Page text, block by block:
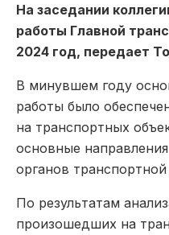
На заседании
работы Главной
2024 год, передает
В минувшем году
работы было
на транспортных
основные
органов
По результатам
произошедших на